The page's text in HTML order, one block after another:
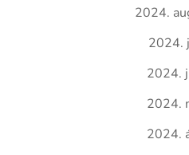
2024.
2024.
2024.
2024.
2024.